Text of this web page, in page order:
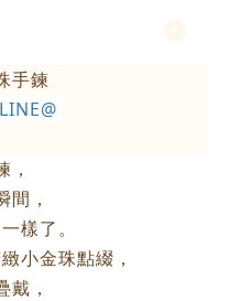
手鍊
LINE@
，
間，
樣了。
小金珠點綴，
戴，